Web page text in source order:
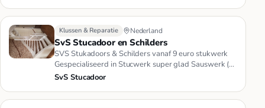
Klussen & Reparatie Nederland
SvS Stucadoor en Schilders
SVS Stukadoors & Schilders vanaf 9 euro stukwerk
Gespecialiseerd in Stucwerk super glad Sauswerk (
binnen en buiten) Sie…
SvS Stucadoor